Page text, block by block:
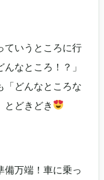
ていうところに行
なところ！？」
どんなところな
とどきどき
備万端！車に乗っ